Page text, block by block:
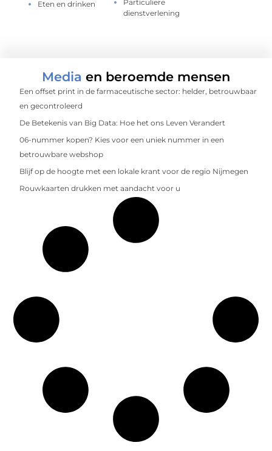
Eten en drinken
Particuliere
dienstverlening
Media en beroemde mensen
Een offset print in de farmaceutische sector: helder, betrouwbaar
en gecontroleerd
De Betekenis van Big Data: Hoe het ons Leven Verandert
06-nummer kopen? Kies voor een uniek nummer in een
betrouwbare webshop
Blijf op de hoogte met een lokale krant voor de regio Nijmegen
Rouwkaarten drukken met aandacht voor u